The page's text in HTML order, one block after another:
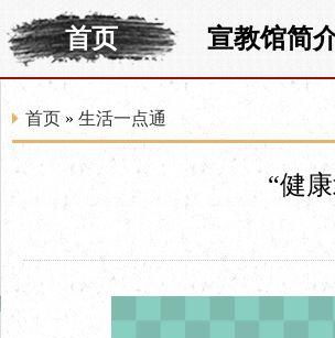
首页 宣教馆简
首页 » 生活一点通
“健